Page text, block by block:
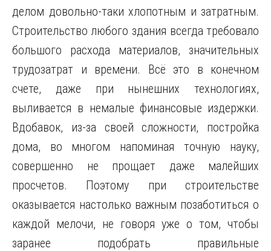
делом довольно-таки хлопотным и затратным.
Строительство любого здания всегда требовало
большого расхода материалов, значительных
трудозатрат и времени. Всё это в конечном
счете, даже при нынешних технологиях,
выливается в немалые финансовые издержки.
Вдобавок, из-за своей сложности, постройка
дома, во многом напоминая точную науку,
совершенно не прощает даже малейших
просчетов. Поэтому при строительстве
оказывается настолько важным позаботиться о
каждой мелочи, не говоря уже о том, чтобы
заранее подобрать правильные